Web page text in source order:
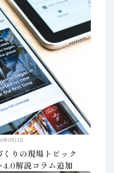
年3月13日
りの現場トピック
4.0解説コラム追加